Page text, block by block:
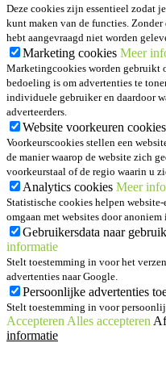
Deze cookies zijn essentieel zodat
kunt maken van de functies.
hebt aangevraagd niet worden
Marketing cookies Meer
Marketingcookies worden gebruikt
bedoeling is om advertenties te
individuele gebruiker en daardoor
adverteerders.
Website voorkeuren cookies
Voorkeurscookies stellen een
de manier waarop de website zich
voorkeurstaal of de regio waarin u
Analytics cookies Meer
Statistische cookies helpen
omgaan met websites door
Gebruikersdata naar
informatie
Stelt toestemming in voor het
advertenties naar Google.
Persoonlijke advertenties
Stelt toestemming in voor
Accepteren Alles accepteren
informatie